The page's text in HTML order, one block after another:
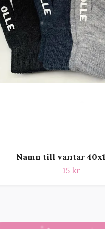
Namn till vantar
15 kr